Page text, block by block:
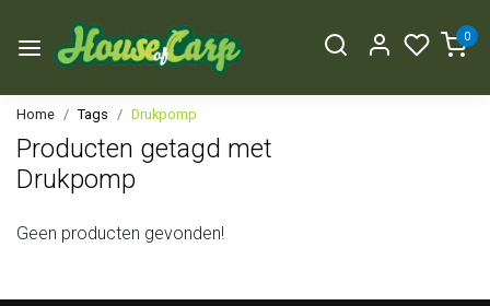
0
Home Tags Drukpomp
Producten getagd met
Drukpomp
Geen producten gevonden!